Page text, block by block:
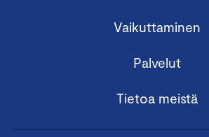
Vaikuttaminen
Palvelut
Tietoa meistä